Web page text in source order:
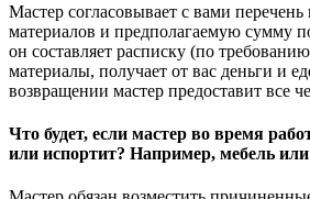
Мастер согласовывает с вами
материалов и предполагаемую сумму
он составляет расписку (по
материалы, получает от вас деньги и
возвращении мастер предоставит все
Что будет, если мастер во время
или испортит? Например, мебель